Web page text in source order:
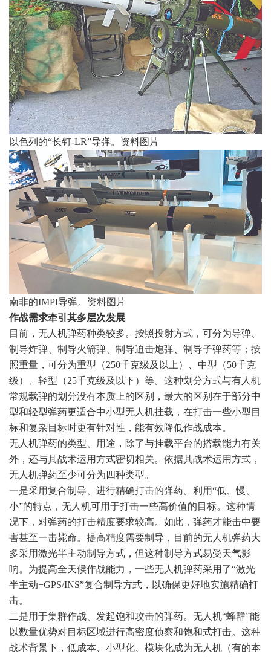
以色列的“长钉-LR”导弹。 资料图片
南非的IMPI导弹。 资料图片
作战需求牵引其多层次发展
目前，无人机弹药种类较多。按照投射方式，可分为导弹、
制导炸弹、制导火箭弹、制导迫击炮弹、制导子弹药等；按
照重量，可分为重型（250千克级及以上）、中型（50千克
级）、轻型（25千克级及以下）等。这种划分方式与有人机
常规载弹的划分没有本质上的区别，最大的区别在于部分中
型和轻型弹药更适合中小型无人机挂载，在打击一些小型目
标和复杂目标时更有针对性，能有效降低作战成本。
无人机弹药的类型、用途，除了与挂载平台的搭载能力有关
外，还与其战术运用方式密切相关。依据其战术运用方式，
无人机弹药至少可分为四种类型。
一是采用复合制导、进行精确打击的弹药。利用“低、慢、
小”的特点，无人机可用于打击一些高价值的目标。这种情
况下，对弹药的打击精度要求较高。如此，弹药才能击中要
害甚至一击毙命。提高精度需要制导，目前的无人机弹药大
多采用激光半主动制导方式，但这种制导方式易受天气影
响。为提高全天候作战能力，一些无人机弹药采用了“激光
半主动+GPS/INS”复合制导方式，以确保更好地实施精确打
击。
二是用于集群作战、发起饱和攻击的弹药。无人机“蜂群”能
以数量优势对目标区域进行高密度侦察和饱和式打击。这种
战术背景下，低成本、小型化、模块化成为无人机（有的本